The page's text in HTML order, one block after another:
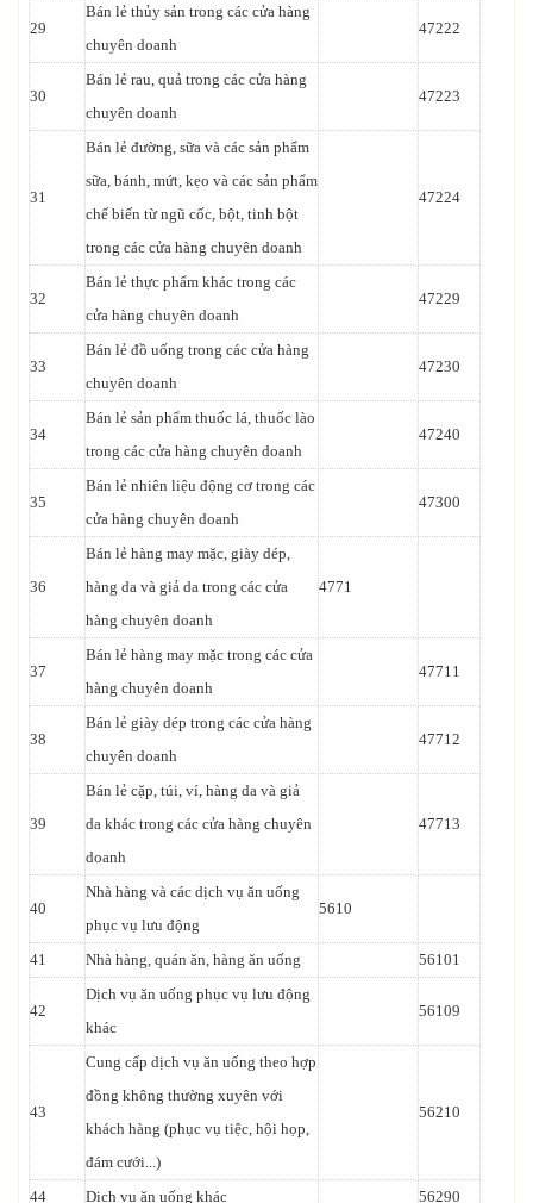
29
Bán lẻ thủy sản trong các cửa hàng
chuyên doanh
47222
30
Bán lẻ rau, quả trong các cửa hàng
chuyên doanh
47223
31
Bán lẻ đường, sữa và các sản phẩm
sữa, bánh, mứt, kẹo và các sản phẩm
chế biến từ ngũ cốc, bột, tinh bột
trong các cửa hàng chuyên doanh
47224
32
Bán lẻ thực phẩm khác trong các
cửa hàng chuyên doanh
47229
33
Bán lẻ đồ uống trong các cửa hàng
chuyên doanh
47230
34
Bán lẻ sản phẩm thuốc lá, thuốc lào
trong các cửa hàng chuyên doanh
47240
35
Bán lẻ nhiên liệu động cơ trong các
cửa hàng chuyên doanh
47300
36
Bán lẻ hàng may mặc, giày dép,
hàng da và giả da trong các cửa
hàng chuyên doanh
4771
37
Bán lẻ hàng may mặc trong các cửa
hàng chuyên doanh
47711
38
Bán lẻ giày dép trong các cửa hàng
chuyên doanh
47712
39
Bán lẻ cặp, túi, ví, hàng da và giả
da khác trong các cửa hàng chuyên
doanh
47713
40
Nhà hàng và các dịch vụ ăn uống
phục vụ lưu động
5610
41 Nhà hàng, quán ăn, hàng ăn uống 56101
42
Dịch vụ ăn uống phục vụ lưu động
khác
56109
43
Cung cấp dịch vụ ăn uống theo hợp
đồng không thường xuyên với
khách hàng (phục vụ tiệc, hội họp,
đám cưới...)
56210
44 Dịch vụ ăn uống khác 56290